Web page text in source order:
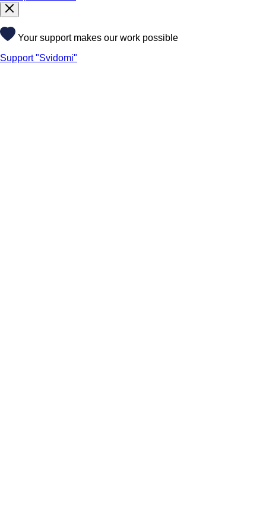
Your support makes our work possible
Support "Svidomi"